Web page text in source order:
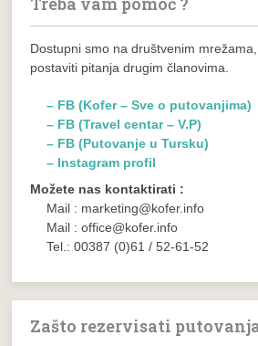
Dostupni smo na društvenim
postaviti pitanja drugim članovima.
– FB (Kofer – Sve o putovanjima)
– FB (Travel centar – V.P)
– FB (Putovanje u Tursku)
– Instagram profil
Možete nas kontaktirati :
Mail : marketing@kofer.info
Mail : office@kofer.info
Tel.: 00387 (0)61 / 52-61-52
Zašto rezervisati